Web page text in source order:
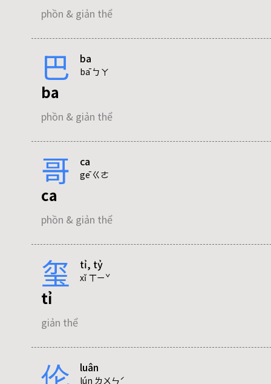
phồn & giản thể
tỷ
phồn & giản thể
xí
phồn & giản thể
巴 ba
bā ㄅㄚ
ba
phồn & giản thể
哥 ca
gē ㄍㄜ
ca
phồn & giản thể
玺 tỉ, tỷ
xǐ ㄒㄧˇ
tỉ
giản thể
tỷ
伦 luân
lún ㄌㄨㄣˊ